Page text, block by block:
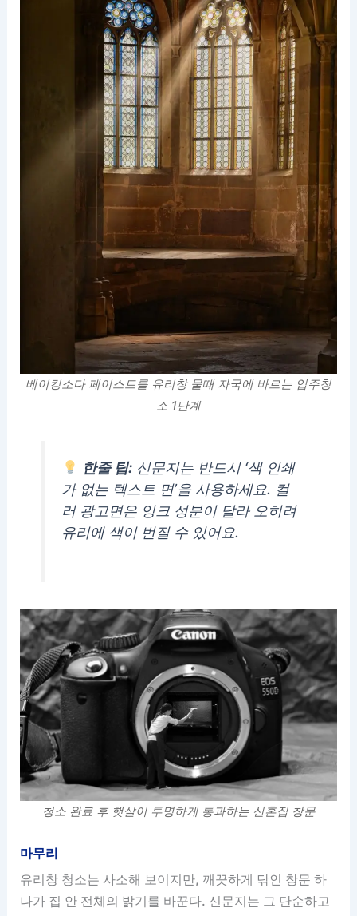
베이킹소다 페이스트를 유리창 물때 자국에 바르는 입주청
소 1단계
한줄 팁:신문지는 반드시 ‘색 인쇄
가 없는 텍스트 면’을 사용하세요. 컬
러 광고면은 잉크 성분이 달라 오히려
유리에 색이 번질 수 있어요.
청소 완료 후 햇살이 투명하게 통과하는 신혼집 창문
마무리
유리창 청소는 사소해 보이지만, 깨끗하게 닦인 창문 하
나가 집 안 전체의 밝기를 바꾼다. 신문지는 그 단순하고